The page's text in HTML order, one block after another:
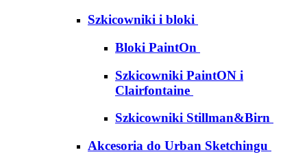
Szkicowniki i bloki
Bloki PaintOn
Szkicowniki PaintON i
Clairfontaine
Szkicowniki Stillman&Birn
Akcesoria do Urban Sketchingu